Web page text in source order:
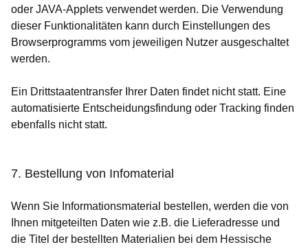
oder JAVA-Applets verwendet werden. Die Verwendung
dieser Funktionalitäten kann durch Einstellungen des
Browserprogramms vom jeweiligen Nutzer ausgeschaltet
werden.
Ein Drittstaatentransfer Ihrer Daten findet nicht statt. Eine
automatisierte Entscheidungsfindung oder Tracking finden
ebenfalls nicht statt.
7. Bestellung von Infomaterial
Wenn Sie Informationsmaterial bestellen, werden die von
Ihnen mitgeteilten Daten wie z.B. die Lieferadresse und
die Titel der bestellten Materialien bei dem Hessische